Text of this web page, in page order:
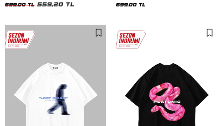
Tshirt
699,00 TL 559,20 TL 699,00 TL